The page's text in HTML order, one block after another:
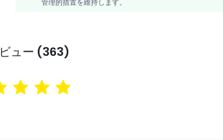
管理的措置を維持します。
ュー (363)